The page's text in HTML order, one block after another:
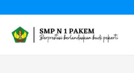
konten